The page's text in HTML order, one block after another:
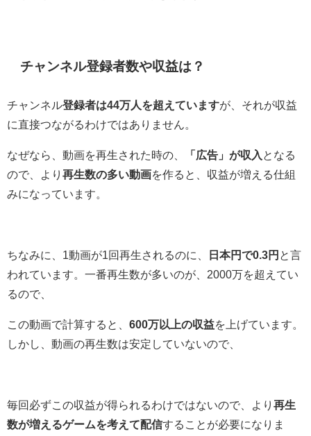
チャンネル登録者数や収益は？
チャンネル登録者は44万人を超えていますが、それが収益
に直接つながるわけではありません。
なぜなら、動画を再生された時の、 「広告」が収入 となる
ので、より 再生数の多い動画を作ると、収益が増える仕組
みになっています。
ちなみに、1動画が1回再生されるのに、 日本円で0.3円 と言
われています。一番再生数が多いのが、2000万を超えてい
るので、
この動画で計算すると、 600万以上の収益を上げています。
しかし、動画の再生数は安定していないので、
毎回必ずこの収益が得られるわけではないので、より 再生
数が増えるゲームを考えて配信することが必要になりま